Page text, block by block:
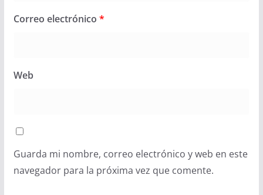
Correo electrónico *
Web
Guarda mi nombre, correo electrónico y web en este
navegador para la próxima vez que comente.